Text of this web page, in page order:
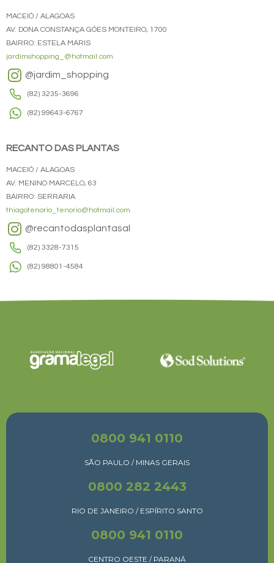
MACEIÓ / ALAGOAS
AV. DONA CONSTANÇA GÓES MONTEIRO, 1700
BAIRRO: ESTELA MARIS
jardimshopping_@hotmail.com
@jardim_shopping
(82) 3235-3696
(82) 99643-6767
RECANTO DAS PLANTAS
MACEIÓ / ALAGOAS
AV. MENINO MARCELO, 63
BAIRRO: SERRARIA
thiagotenorio_tenorio@hotmail.com
@recantodasplantasal
(82) 3328-7315
(82) 98801-4584
0800 941 0110
SÃO PAULO / MINAS GERAIS
0800 282 2443
RIO DE JANEIRO / ESPÍRITO SANTO
0800 941 0110
CENTRO OESTE / PARANÁ